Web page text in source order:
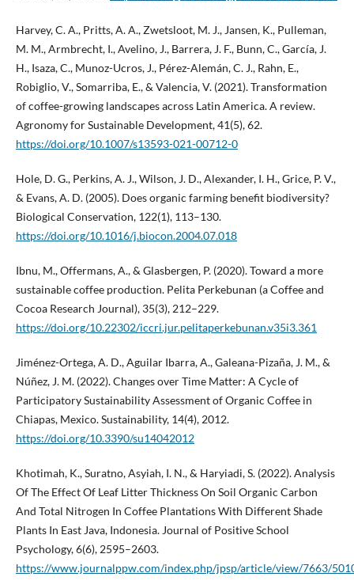
Harvey, C. A., Pritts, A. A., Zwetsloot, M. J., Jansen, K., Pulleman,
M. M., Armbrecht, I., Avelino, J., Barrera, J. F., Bunn, C., García, J.
H., Isaza, C., Munoz-Ucros, J., Pérez-Alemán, C. J., Rahn, E.,
Robiglio, V., Somarriba, E., & Valencia, V. (2021). Transformation
of coffee-growing landscapes across Latin America. A review.
Agronomy for Sustainable Development, 41(5), 62.
https://doi.org/10.1007/s13593-021-00712-0
Hole, D. G., Perkins, A. J., Wilson, J. D., Alexander, I. H., Grice, P. V.,
& Evans, A. D. (2005). Does organic farming benefit biodiversity?
Biological Conservation, 122(1), 113–130.
https://doi.org/10.1016/j.biocon.2004.07.018
Ibnu, M., Offermans, A., & Glasbergen, P. (2020). Toward a more
sustainable coffee production. Pelita Perkebunan (a Coffee and
Cocoa Research Journal), 35(3), 212–229.
https://doi.org/10.22302/iccri.jur.pelitaperkebunan.v35i3.361
Jiménez-Ortega, A. D., Aguilar Ibarra, A., Galeana-Pizaña, J. M., &
Núñez, J. M. (2022). Changes over Time Matter: A Cycle of
Participatory Sustainability Assessment of Organic Coffee in
Chiapas, Mexico. Sustainability, 14(4), 2012.
https://doi.org/10.3390/su14042012
Khotimah, K., Suratno, Asyiah, I. N., & Haryiadi, S. (2022). Analysis
Of The Effect Of Leaf Litter Thickness On Soil Organic Carbon
And Total Nitrogen In Coffee Plantations With Different Shade
Plants In East Java, Indonesia. Journal of Positive School
Psychology, 6(6), 2595–2603.
https://www.journalppw.com/index.php/jpsp/article/view/7663/